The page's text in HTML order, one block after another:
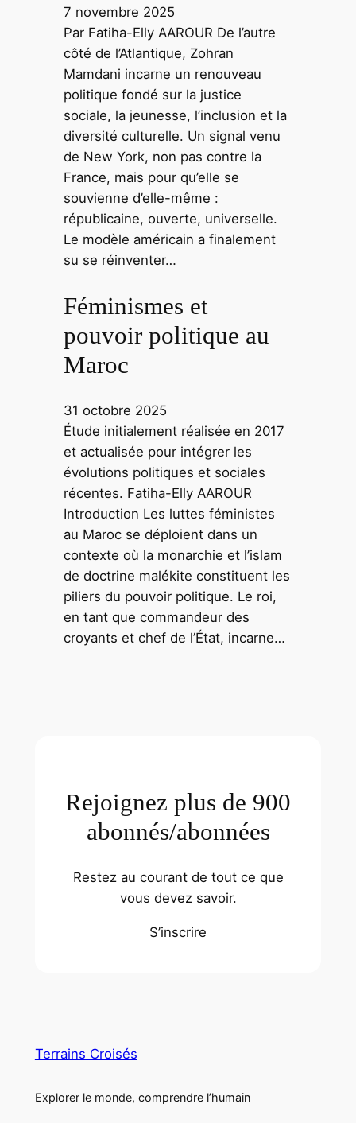
7 novembre 2025
Par Fatiha-Elly AAROUR De l’autre
côté de l’Atlantique, Zohran
Mamdani incarne un renouveau
politique fondé sur la justice
sociale, la jeunesse, l’inclusion et la
diversité culturelle. Un signal venu
de New York, non pas contre la
France, mais pour qu’elle se
souvienne d’elle-même :
républicaine, ouverte, universelle.
Le modèle américain a finalement
su se réinventer…
Féminismes et
pouvoir politique au
Maroc
31 octobre 2025
Étude initialement réalisée en 2017
et actualisée pour intégrer les
évolutions politiques et sociales
récentes. Fatiha-Elly AAROUR
Introduction Les luttes féministes
au Maroc se déploient dans un
contexte où la monarchie et l’islam
de doctrine malékite constituent les
piliers du pouvoir politique. Le roi,
en tant que commandeur des
croyants et chef de l’État, incarne…
Rejoignez plus de 900
abonnés/abonnées
Restez au courant de tout ce que
vous devez savoir.
S’inscrire
Terrains Croisés
Explorer le monde, comprendre l’humain